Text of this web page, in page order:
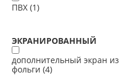
ПВХ (1)
ЭКРАНИРОВАННЫЙ
дополнительный экран из
фольги (4)